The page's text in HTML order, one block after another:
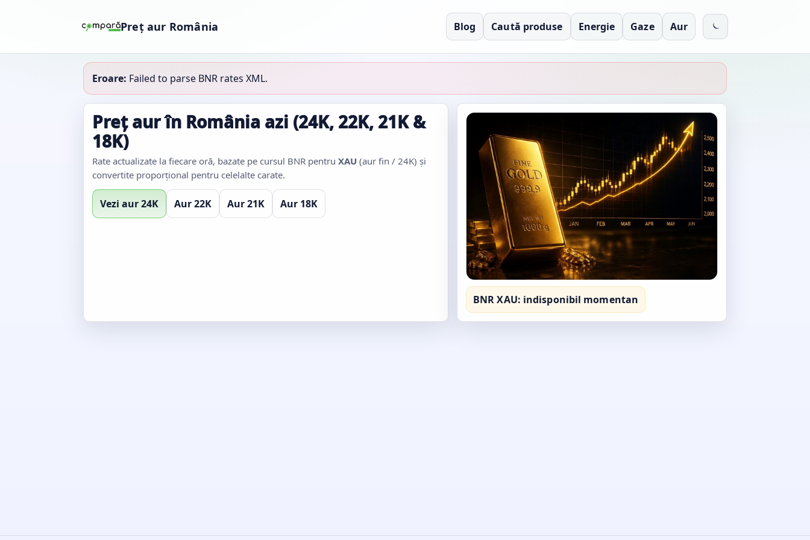
Preț aur România Blog Caută produse Energie Gaze Aur
Eroare: Failed to parse BNR rates XML.
Preț aur în România azi (24K, 22K, 21K &
18K)
Rate actualizate la fiecare oră, bazate pe cursul BNR pentru XAU (aur fin / 24K) și
convertite proporțional pentru celelalte carate.
Vezi aur 24K Aur 22K Aur 21K Aur 18K
BNR XAU: indisponibil momentan